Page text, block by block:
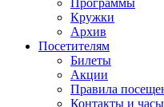
Программы
Кружки
Архив
Посетителям
Билеты
Акции
Правила
Контакты и